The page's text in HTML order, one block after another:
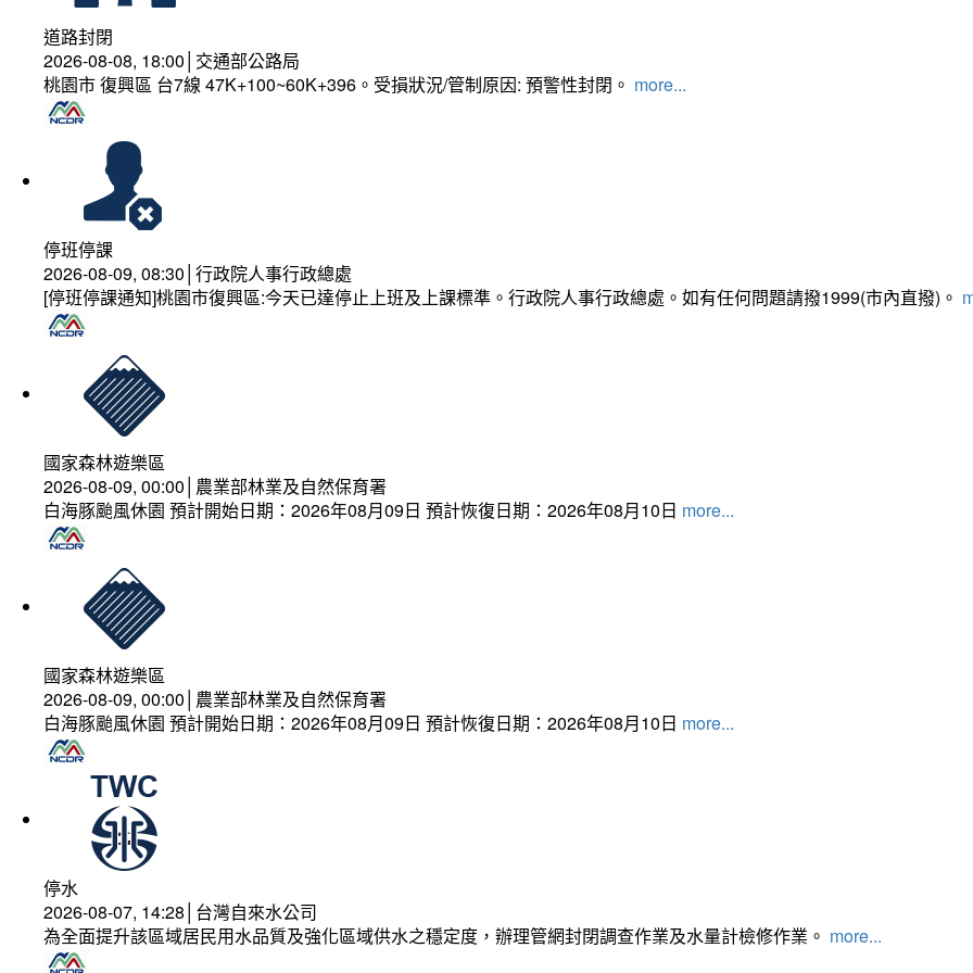
道路封閉
2026-08-08, 18:00│交通部公路局
桃園市 復興區 台7線 47K+100~60K+396。受損狀況/管制原因: 預警性封閉。 more...
停班停課
2026-08-09, 08:30│行政院人事行政總處
[停班停課通知]桃園市復興區:今天已達停止上班及上課標準。行政院人事行政總處。如有任何問題請撥1999(市內直撥)。
國家森林遊樂區
2026-08-09, 00:00│農業部林業及自然保育署
白海豚颱風休園 預計開始日期：2026年08月09日 預計恢復日期：2026年08月10日 more...
國家森林遊樂區
2026-08-09, 00:00│農業部林業及自然保育署
白海豚颱風休園 預計開始日期：2026年08月09日 預計恢復日期：2026年08月10日 more...
停水
2026-08-07, 14:28│台灣自來水公司
為全面提升該區域居民用水品質及強化區域供水之穩定度，辦理管網封閉調查作業及水量計檢修作業。 more...